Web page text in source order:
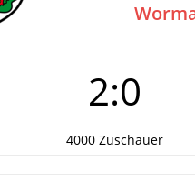
2:0
4000 Zuschauer